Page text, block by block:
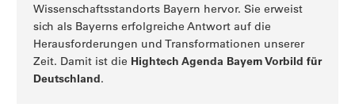
Wissenschaftsstandorts Bayern hervor. Sie erweist
sich als Bayerns erfolgreiche Antwort auf die
Herausforderungen und Transformationen unserer
Zeit. Damit ist die Hightech Agenda Bayern Vorbild für
Deutschland.